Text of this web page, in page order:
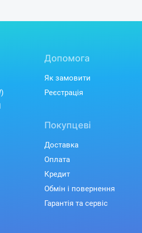
Допомога
Як замовити
Реєстрація
Покупцеві
Доставка
Оплата
Кредит
Обмін і повернення
Гарантія та сервіс